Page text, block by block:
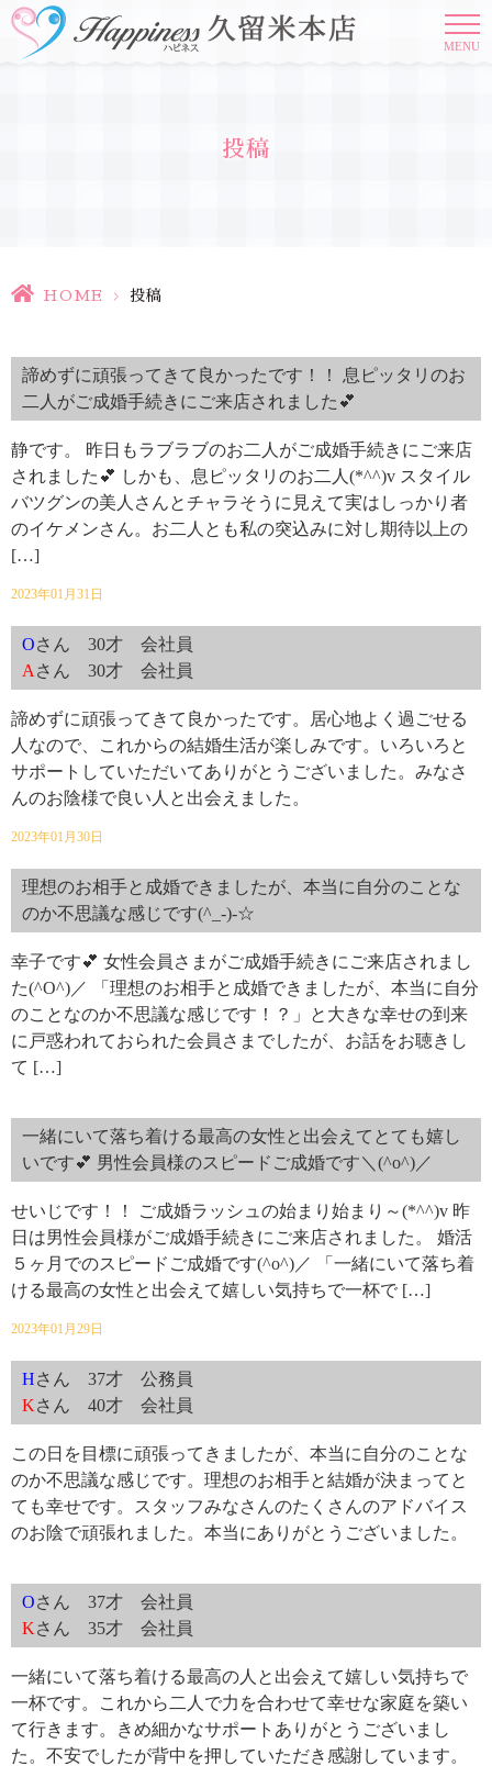
MENU
投稿
HOME > 投稿
諦めずに頑張ってきて良かったです！！ 息ピッタリのお
二人がご成婚手続きにご来店されました💕
静です。 昨日もラブラブのお二人がご成婚手続きにご来店
されました💕 しかも、息ピッタリのお二人(*^^)v スタイル
バツグンの美人さんとチャラそうに見えて実はしっかり者
のイケメンさん。お二人とも私の突込みに対し期待以上の
[…]
2023年01月31日
Oさん 30才 会社員
A さん 30才 会社員
諦めずに頑張ってきて良かったです。居心地よく過ごせる
人なので、これからの結婚生活が楽しみです。いろいろと
サポートしていただいてありがとうございました。みなさ
んのお陰様で良い人と出会えました。
2023年01月30日
理想のお相手と成婚できましたが、本当に自分のことな
のか不思議な感じです(^_-)-☆
幸子です💕 女性会員さまがご成婚手続きにご来店されまし
た(^O^)／ 「理想のお相手と成婚できましたが、本当に自分
のことなのか不思議な感じです！？」と大きな幸せの到来
に戸惑われておられた会員さまでしたが、お話をお聴きし
て […]
一緒にいて落ち着ける最高の女性と出会えてとても嬉し
いです💕 男性会員様のスピードご成婚です＼(^o^)／
せいじです！！ ご成婚ラッシュの始まり始まり～(*^^)v 昨
日は男性会員様がご成婚手続きにご来店されました。 婚活
５ヶ月でのスピードご成婚です(^o^)／ 「一緒にいて落ち着
ける最高の女性と出会えて嬉しい気持ちで一杯で […]
2023年01月29日
Hさん 37才 公務員
Kさん 40才 会社員
この日を目標に頑張ってきましたが、本当に自分のことな
のか不思議な感じです。理想のお相手と結婚が決まってと
ても幸せです。スタッフみなさんのたくさんのアドバイス
のお陰で頑張れました。本当にありがとうございました。
Oさん 37才 会社員
Kさん 35才 会社員
一緒にいて落ち着ける最高の人と出会えて嬉しい気持ちで
一杯です。これから二人で力を合わせて幸せな家庭を築い
て行きます。きめ細かなサポートありがとうございまし
た。不安でしたが背中を押していただき感謝しています。